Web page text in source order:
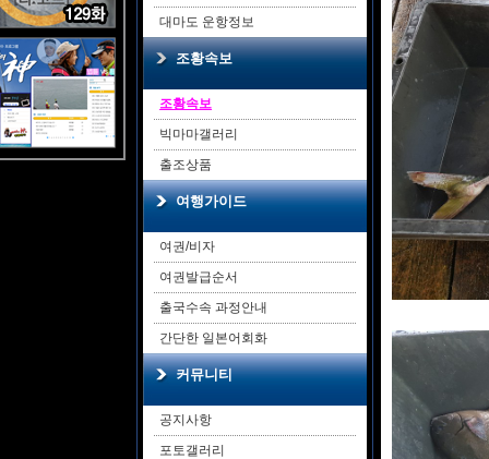
대마도 운항정보
조황속보
조황속보
빅마마갤러리
출조상품
여행가이드
여권/비자
여권발급순서
출국수속 과정안내
간단한 일본어회화
커뮤니티
공지사항
포토갤러리